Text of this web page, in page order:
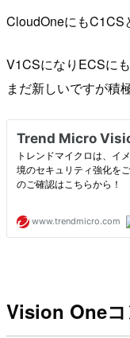
CloudOneにもC1CS
V1CSになりECSに
まだ新しいですが積
Vision Oneコ